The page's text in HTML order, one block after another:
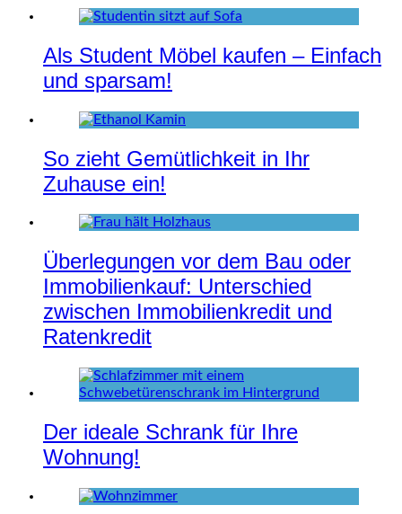
Als Student Möbel kaufen – Einfach
und sparsam!
So zieht Gemütlichkeit in Ihr
Zuhause ein!
Überlegungen vor dem Bau oder
Immobilienkauf: Unterschied
zwischen Immobilienkredit und
Ratenkredit
Der ideale Schrank für Ihre
Wohnung!